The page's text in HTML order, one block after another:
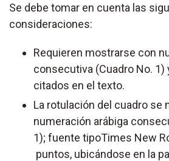
Se debe tomar en cuenta las
consideraciones:
Requieren mostrarse con
consecutiva (Cuadro No.
citados en el texto.
La rotulación del cuadro se
numeración arábiga
1); fuente tipoTimes New
puntos, ubicándose en la